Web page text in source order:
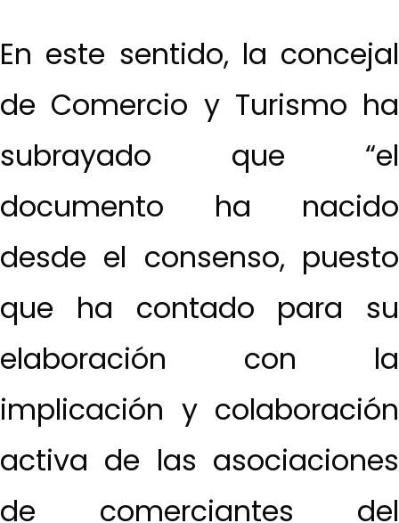
En este sentido, la concejal
de Comercio y Turismo ha
subrayado que “el
documento ha nacido
desde el consenso, puesto
que ha contado para su
elaboración con la
implicación y colaboración
activa de las asociaciones
de comerciantes del